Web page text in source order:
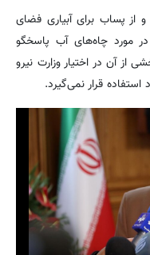
و از پساب برای آبیاری فضای
مورد چاه‌های آب پاسخگو
آن در اختیار وزارت نیرو
قرار نمی‌گیرد.